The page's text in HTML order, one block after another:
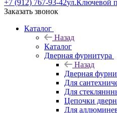
+7 (912) 767-93-42ул.Ключевой
Заказать звонок
Каталог
Назад
Каталог
Дверная фурнитура
Назад
Дверная
Для
Для
Цепочки
Для